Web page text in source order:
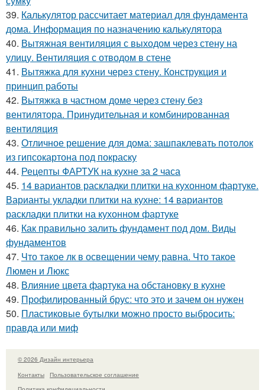
39. Калькулятор рассчитает материал для фундамента
дома. Информация по назначению калькулятора
40. Вытяжная вентиляция с выходом через стену на
улицу. Вентиляция с отводом в стене
41. Вытяжка для кухни через стену. Конструкция и
принцип работы
42. Вытяжка в частном доме через стену без
вентилятора. Принудительная и комбинированная
вентиляция
43. Отличное решение для дома: зашпаклевать потолок
из гипсокартона под покраску
44. Рецепты ФАРТУК на кухне за 2 часа
45. 14 вариантов раскладки плитки на кухонном фартуке.
Варианты укладки плитки на кухне: 14 вариантов
раскладки плитки на кухонном фартуке
46. Как правильно залить фундамент под дом. Виды
фундаментов
47. Что такое лк в освещении чему равна. Что такое
Люмен и Люкс
48. Влияние цвета фартука на обстановку в кухне
49. Профилированный брус: что это и зачем он нужен
50. Пластиковые бутылки можно просто выбросить:
правда или миф
© 2026 Дизайн интерьера
Контакты
Пользовательское соглашение